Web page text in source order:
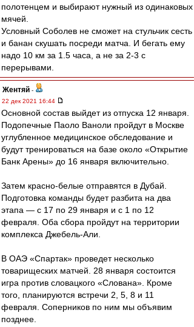
полотенцем и выбирают нужный из одинаковых
мячей.
Условный Соболев не сможет на стульчик сесть
и банан скушать посреди матча. И бегать ему
надо 10 км за 1.5 часа, а не за 2-3 с
перерывами.
Жентяй -
22 дек 2021 16:44
Основной состав выйдет из отпуска 12 января.
Подопечные Паоло Ваноли пройдут в Москве
углубленное медицинское обследование и
будут тренироваться на базе около «Открытие
Банк Арены» до 16 января включительно.
Затем красно-белые отправятся в Дубай.
Подготовка команды будет разбита на два
этапа — с 17 по 29 января и с 1 по 12
февраля. Оба сбора пройдут на территории
комплекса Джебель-Али.
В ОАЭ «Спартак» проведет несколько
товарищеских матчей. 28 января состоится
игра против словацкого «Слована». Кроме
того, планируются встречи 2, 5, 8 и 11
февраля. Соперников по ним мы объявим
позднее.